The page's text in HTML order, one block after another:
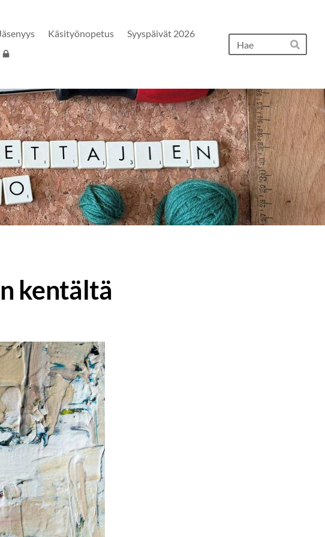
Käsityönopetus
Syyspäivät 2026
Hae
kentältä